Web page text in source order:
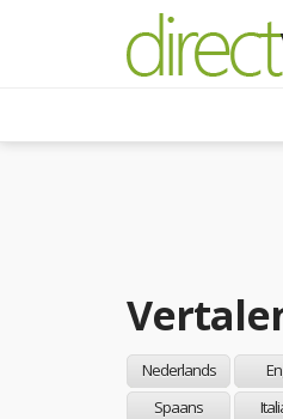
Nederlands
Spaans